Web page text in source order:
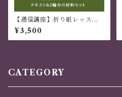
【通信講座】折り紙レッスン
花のくすだま ツバキの一輪
飾り
¥3,500
CATEGORY